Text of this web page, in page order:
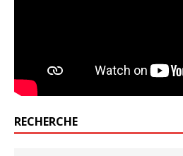
RECHERCHE